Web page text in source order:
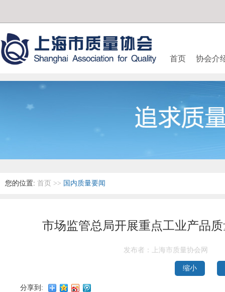
首页 协会介
您的位置: 首页 >> 国内质量要闻
市场监管总局开展重点工业产品
发布者：上海市质量协会网
缩小
分享到: